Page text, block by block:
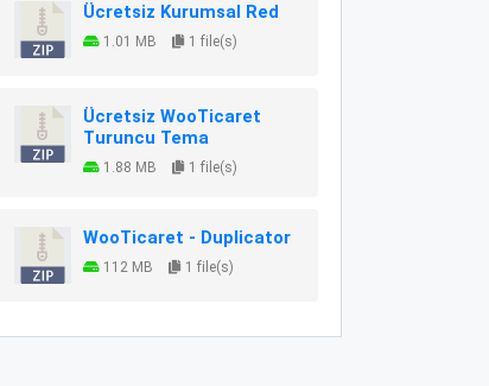
Ücretsiz Kurumsal Red
1.01 MB 1 file(s)
Ücretsiz WooTicaret
Turuncu Tema
1.88 MB 1 file(s)
WooTicaret - Duplicator
112 MB 1 file(s)